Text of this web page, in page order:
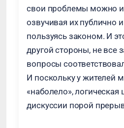
свои проблемы можно
озвучивая их публично
пользуясь законом. И
другой стороны, не все
вопросы
И поскольку у жителей
«наболело», логическая
дискуссии порой